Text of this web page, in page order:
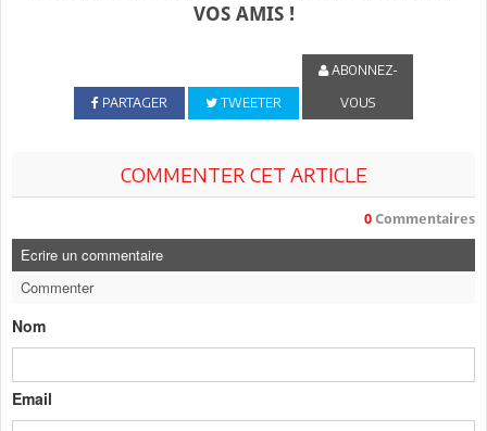
VOS AMIS !
PARTAGER TWEETER
ABONNEZ-
VOUS
COMMENTER CET ARTICLE
0 Commentaires
Ecrire un commentaire
Commenter
Nom
Email